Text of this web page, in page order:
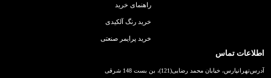
راهنمای خرید
خرید رنگ آلکیدی
خرید پرایمر صنعتی
اطلاعات تماس
آدرستهرانپارس، خیابان محمد رضایی(121)، بن بست 148 شرقی